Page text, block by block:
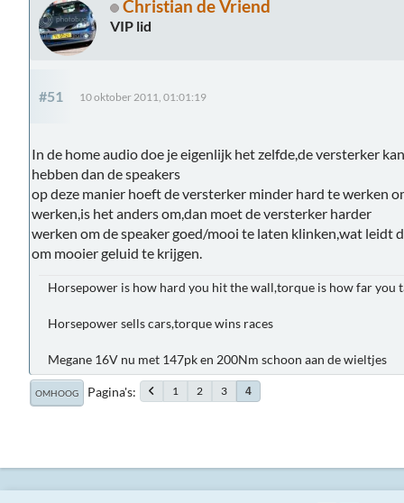
Christian de Vriend
VIP lid
#51 10 oktober 2011, 01:01:19
In de home audio doe je eigenlijk het zelfde,de versterker
hebben dan de speakers
op deze manier hoeft de versterker minder hard te werken
werken,is het anders om,dan moet de versterker harder
werken om de speaker goed/mooi te laten klinken,wat leidt
om mooier geluid te krijgen.
Horsepower is how hard you hit the wall,torque is how far you
Horsepower sells cars,torque wins races
Megane 16V nu met 147pk en 200Nm schoon aan de wieltjes
OMHOOG Pagina's 1 2 3 4